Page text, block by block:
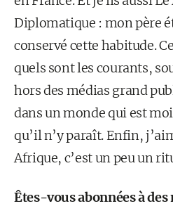
Diplomatique : mon père
conservé cette habitude.
quels sont les courants,
hors des médias grand
dans un monde qui est
qu’il n’y paraît. Enfin,
Afrique, c’est un peu un
Êtes-vous abonnées à des